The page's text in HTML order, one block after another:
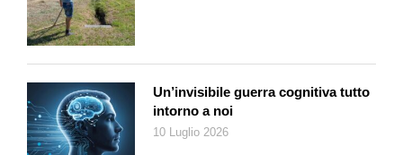
trattiene i cloroplasti, cioè gli organelli responsabili della
fotosintesi. Questo processo, noto come kleptoplastia,
collaboratori internazionali, evidenzia come questa capacità
sia limitata ai molluschi sacoglossi, rendendola una strategia
evolutiva estremamente rara.
Un’invisibile guerra cognitiva tutto
intorno a noi
10 Luglio 2026